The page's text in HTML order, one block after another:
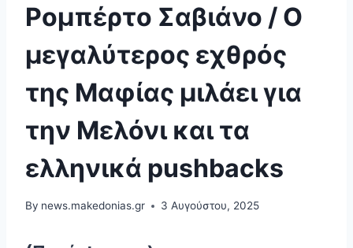
Ρομπέρτο Σαβιάνο / Ο
μεγαλύτερος εχθρός
της Μαφίας μιλάει για
την Μελόνι και τα
ελληνικά pushbacks
By news.makedonias.gr 3 Αυγούστου, 2025